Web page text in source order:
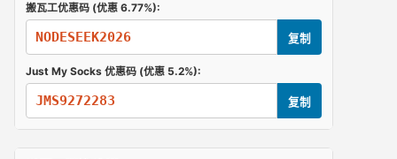
搬瓦工优惠码 (优惠 6.77%):
NODESEEK2026 复制
Just My Socks 优惠码 (优惠 5.2%):
JMS9272283 复制